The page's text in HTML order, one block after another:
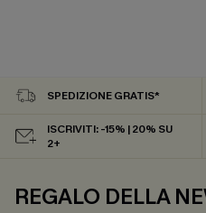
SPEDIZIONE GRATIS*
ISCRIVITI: -15% | 20% SU
2+
REGALO DELLA